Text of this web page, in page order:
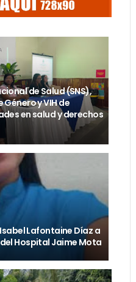
de Salud (SNS),
Género y VIH de
en salud y derechos
Lafontaine Díaz a
Hospital Jaime Mota